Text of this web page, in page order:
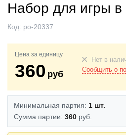
Набор для игры в
Код: po-20337
Цена за единицу
360 руб
Нет в
Сообщить о
Минимальная партия: 1 шт.
Сумма партии: 360 руб.